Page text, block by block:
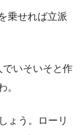
乗せれば立派
いそいそと作
。
ょう。ローリ